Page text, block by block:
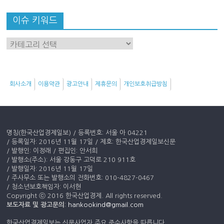
이슈 키워드
이
드
회사소개 이용약관 광고안내 제휴문의 개인보호취급방침
명칭(한국산업경제일보) / 등록번호: 서울 아 04221
/ 등록일자: 2016년 11월 17일 / 제호: 한국산업경제일보신문
/ 발행인: 이정래 / 편집인: 안서희
/ 발행소(주소): 서울 강동구 고덕로 210 911호
/ 발행일자: 2016년 11월 17일
/ 주사무소 또는 발행소의 전화번호: 010-4827-0467
/ 청소년보호책임자: 이서현
Copyright ⓒ 2016 한국산업경제. All rights reserved.
보도자료 및 광고문의 : hankookind@gmail.com